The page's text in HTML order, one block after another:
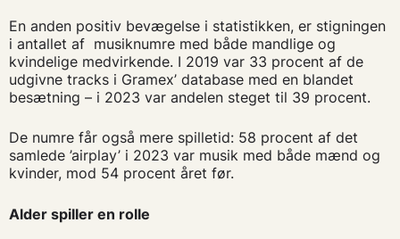
En anden positiv bevægelse i statistikken, er stigningen
i antallet af musiknumre med både mandlige og
kvindelige medvirkende. I 2019 var 33 procent af de
udgivne tracks i Gramex’ database med en blandet
besætning – i 2023 var andelen steget til 39 procent.
De numre får også mere spilletid: 58 procent af det
samlede ’airplay’ i 2023 var musik med både mænd og
kvinder, mod 54 procent året før.
Alder spiller en rolle